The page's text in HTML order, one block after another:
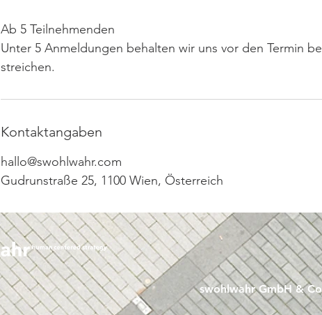
Ab 5 Teilnehmenden
Unter 5 Anmeldungen behalten wir uns vor den Termin
streichen.
Kontaktangaben
hallo@swohlwahr.com
Gudrunstraße 25, 1100 Wien, Österreich
swohlwahr GmbH &